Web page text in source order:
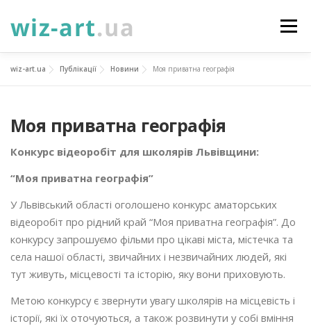
до
Меню
НОВИНИ ПРО НАС ПОСЛУГИ
ФОТОГАЛЕРЕЯ ПІДТРИМАТИ КОНТАКТИ
УКР ENG ПРОЄКТИ
wiz-art.ua Публікації Новини Моя приватна географія
Моя приватна географія
Конкурс відеоробіт для школярів Львівщини:
“Моя приватна географія”
У Львівський області оголошено конкурс аматорських
відеоробіт про рідний край “Моя приватна географія”. До
конкурсу запрошуємо фільми про цікаві міста, містечка та
села нашої області, звичайних і незвичайних людей, які
тут живуть, місцевості та історію, яку вони приховують.
Метою конкурсу є звернути увагу школярів на місцевість і
історії, які їх оточуються, а також розвинути у собі вміння